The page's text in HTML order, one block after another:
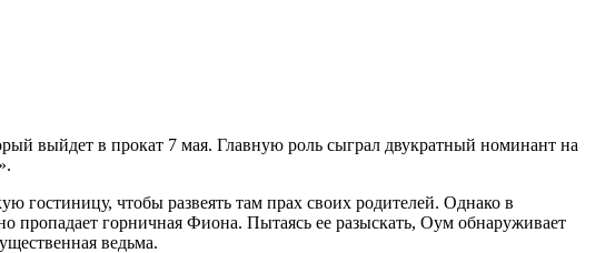
выйдет в прокат 7 мая. Главную роль сыграл двукратный номинант на
чтобы развеять там прах своих родителей. Однако в
пропадает горничная Фиона. Пытаясь ее разыскать, Оум обнаруживает
ведьма.